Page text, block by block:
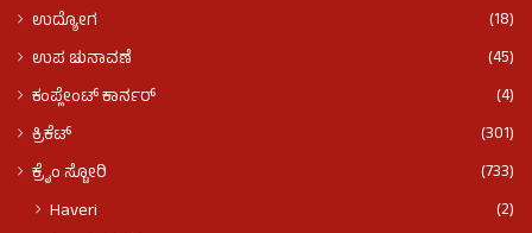
ಉದ್ಯೋಗ
(18)
ಉಪ ಚುನಾವಣೆ
(45)
ಕಂಪ್ಲೇಂಟ್ ಕಾರ್ನರ್
(4)
ಕ್ರಿಕೆಟ್
(301)
ಕ್ರೈಂ ಸ್ಟೋರಿ
(733)
Haveri (2)